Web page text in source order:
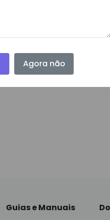
Guias e Manuais
Agora não